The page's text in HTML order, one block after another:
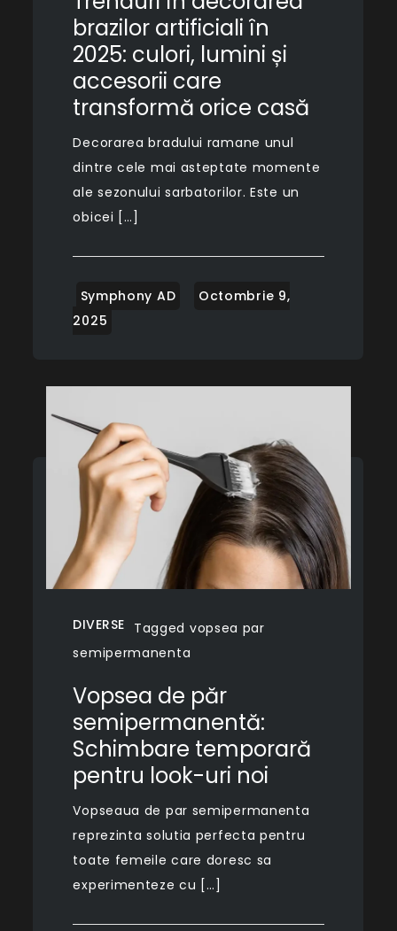
brazilor artificiali în
2025: culori, lumini și
accesorii care
transformă orice casă
Decorarea bradului ramane unul
dintre cele mai asteptate momente
ale sezonului sarbatorilor. Este un
obicei […]
DIVERSE Tagged vopsea par
semipermanenta
Vopsea de păr
semipermanentă:
Schimbare temporară
pentru look-uri noi
Vopseaua de par semipermanenta
reprezinta solutia perfecta pentru
toate femeile care doresc sa
experimenteze cu […]